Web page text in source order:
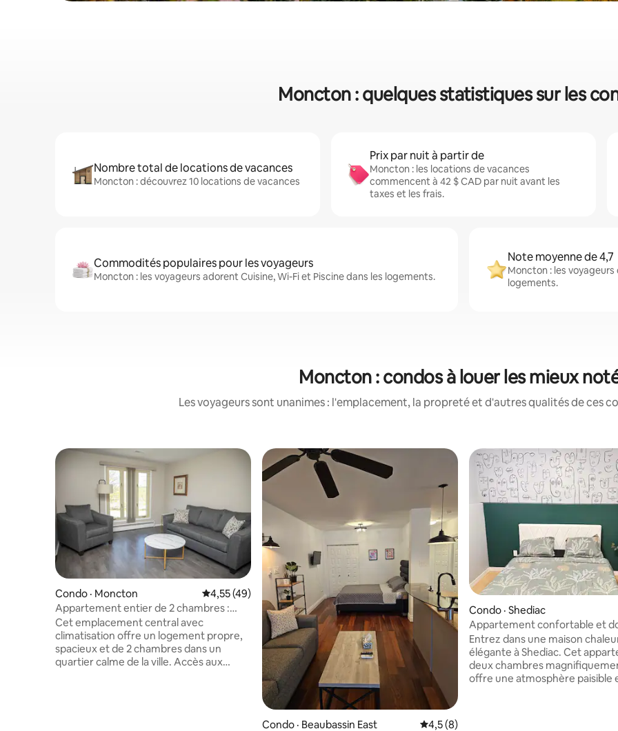
Moncton : quelques statistiques sur les
Nombre total de locations de vacances
Moncton : découvrez 10 locations de vacances
Prix par nuit à partir de
Moncton : les locations de vacances
commencent à 42 $ CAD par nuit avant les
taxes et les frais.
Commodités populaires pour les voyageurs
Moncton : les voyageurs adorent Cuisine, Wi-Fi et Piscine dans les logements.
Note moyenne de 4,7
Moncton : les
logements.
Moncton : condos à louer les mieux
Les voyageurs sont unanimes : l'emplacement, la propreté et d'autres qualités de ces
Condo · Moncton Note moyenne de 4,55 sur 5, 49 commentaires
4,55 (49)
Appartement entier de 2 chambres :
emplacement central
Cet emplacement central avec
climatisation offre un logement propre,
spacieux et de 2 chambres dans un
quartier calme de la ville. Accès aux
Condo · Beaubassin East Note moyenne de 4,5 sur 5, 8
4,5 (8)
Condo · Shediac
Appartement confortable et
2 chambres à Shediac.
Entrez dans une maison
élégante à Shediac. Cet
deux chambres
offre une atmosphère paisible